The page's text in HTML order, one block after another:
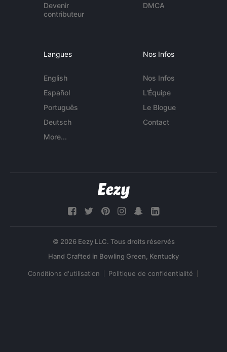
Devenir
contributeur
DMCA
Langues
English
Español
Português
Deutsch
More...
Nos Infos
Nos Infos
L'Équipe
Le Blogue
Contact
© 2026 Eezy LLC. Tous droits réservés
Conditions d'utilisation Politique de confidentialité